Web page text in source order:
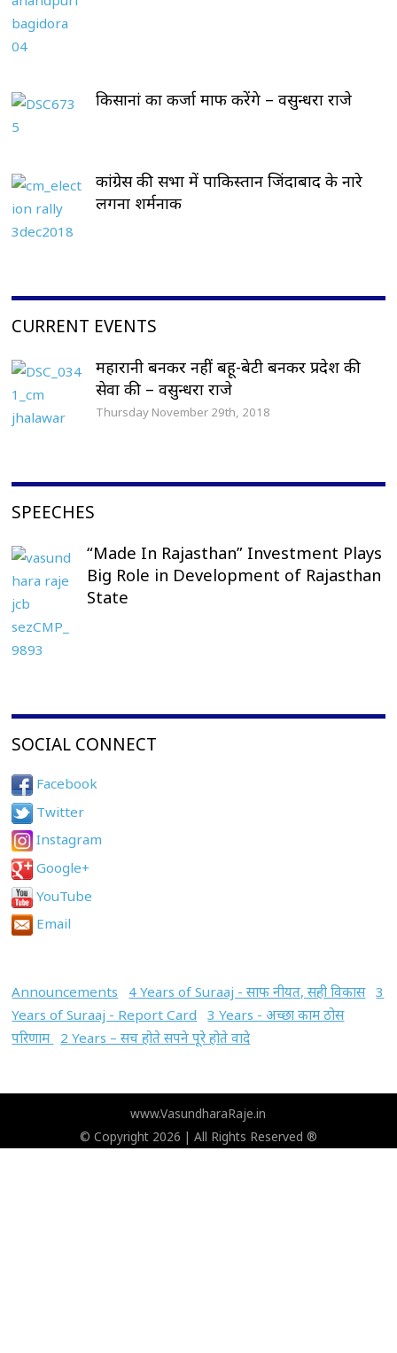
किसानां का कर्जा माफ करेंगे – वसुन्धरा राजे
कांग्रेस की सभा में पाकिस्तान जिंदाबाद के नारे
लगना शर्मनाक
CURRENT EVENTS
महारानी बनकर नहीं बहू-बेटी बनकर प्रदेश की
सेवा की – वसुन्धरा राजे
Thursday November 29th, 2018
SPEECHES
“Made In Rajasthan” Investment Plays
Big Role in Development of Rajasthan
State
SOCIAL CONNECT
Facebook
Twitter
Instagram
Google+
YouTube
Email
Announcements 4 Years of Suraaj - साफ नीयत, सही विकास 3
Years of Suraaj - Report Card
3 Years - अच्छा काम ठोस
परिणाम
2 Years – सच होते सपने पूरे होते वादे
www.VasundharaRaje.in
© Copyright 2026 | All Rights Reserved ®